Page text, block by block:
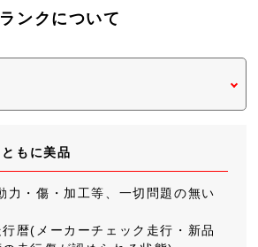
ランクについて
もに美品
力・傷・加工等、一切問題の無い
暦(メーカーチェック走行・新品